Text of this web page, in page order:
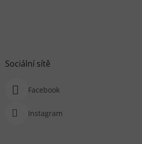
Sociální sítě
Facebook
Instagram